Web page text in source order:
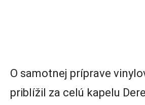
O samotnej príprave
priblížil za celú kapelu